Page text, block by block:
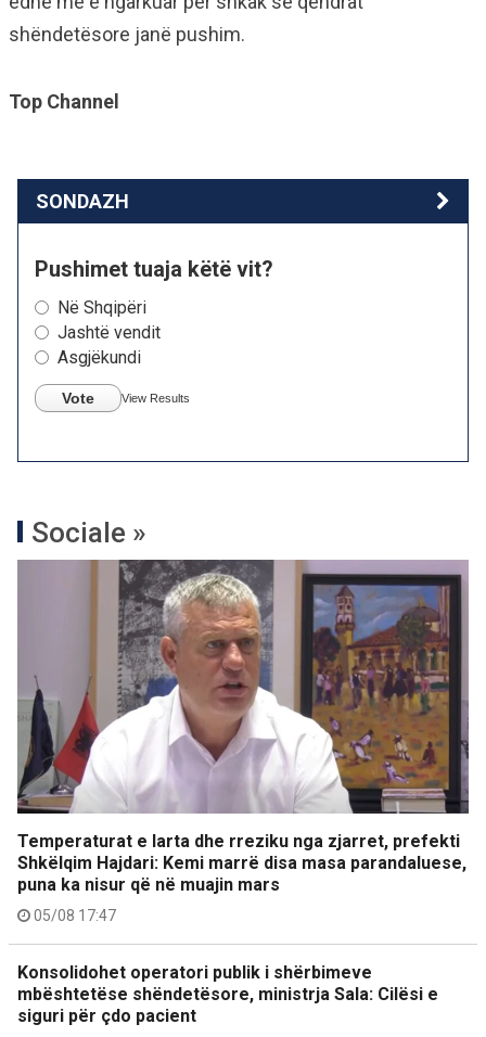
shëndetësore janë pushim.
Top Channel
SONDAZH
Pushimet tuaja këtë vit?
Në Shqipëri
Jashtë vendit
Asgjëkundi
Vote View Results
Sociale »
Temperaturat e larta dhe rreziku nga zjarret, prefekti
Shkëlqim Hajdari: Kemi marrë disa masa parandaluese,
puna ka nisur që në muajin mars
05/08 17:47
Konsolidohet operatori publik i shërbimeve
mbështetëse shëndetësore, ministrja Sala: Cilësi e
siguri për çdo pacient